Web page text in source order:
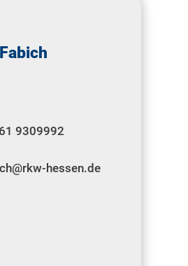
9309992
hessen.de